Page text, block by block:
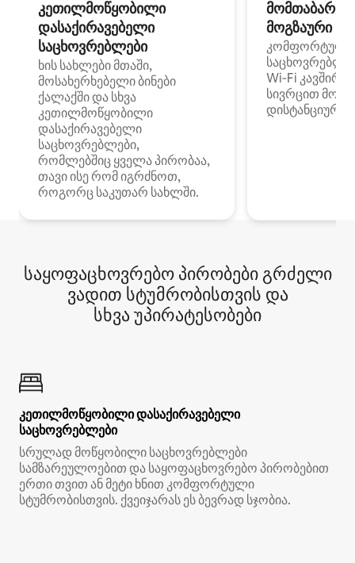
კეთილმოწყობილი
დასაქირავებელი
საცხოვრებლები
ხის სახლები მთაში,
მოსახერხებელი ბინები
ქალაქში და სხვა
კეთილმოწყობილი
დასაქირავებელი
საცხოვრებლები,
რომლებშიც ყველა პირობაა,
თავი ისე რომ იგრძნოთ,
როგორც საკუთარ სახლში.
მოგზაური
კომფორტული
Wi‑Fi
სივრცით
დისტანციური
საყოფაცხოვრებო პირობები გრძელი
ვადით სტუმრობისთვის და
სხვა უპირატესობები
კეთილმოწყობილი დასაქირავებელი
საცხოვრებლები
სრულად მოწყობილი საცხოვრებლები
სამზარეულოებით და საყოფაცხოვრებო პირობებით
ერთი თვით ან მეტი ხნით კომფორტული
სტუმრობისთვის. ქვეიჯარას ეს ბევრად სჯობია.